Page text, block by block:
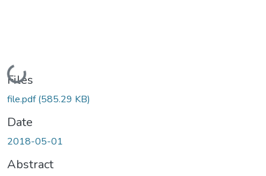
Loading...
Files
file.pdf(585.29 KB)
Date
2018-05-01
Abstract